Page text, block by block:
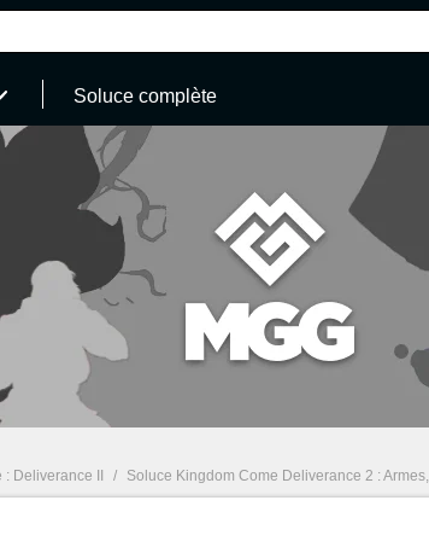
Soluce complète
Deliverance II / Soluce Kingdom Come Deliverance 2 : Armes, Compétences, Quêtes... Guide complet